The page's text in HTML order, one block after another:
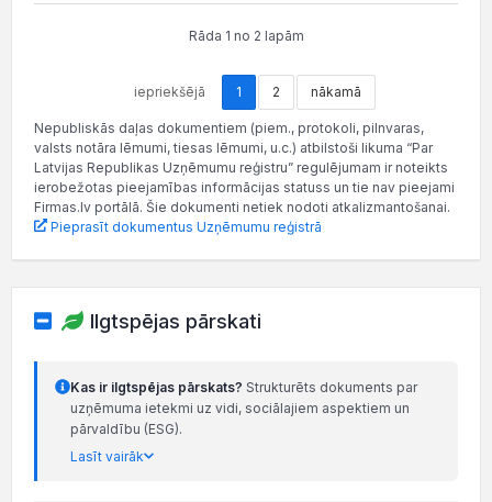
Rāda 1 no 2 lapām
iepriekšējā 1 2 nākamā
Nepubliskās daļas dokumentiem (piem., protokoli, pilnvaras,
valsts notāra lēmumi, tiesas lēmumi, u.c.) atbilstoši likuma “Par
Latvijas Republikas Uzņēmumu reģistru” regulējumam ir noteikts
ierobežotas pieejamības informācijas statuss un tie nav pieejami
Firmas.lv portālā. Šie dokumenti netiek nodoti atkalizmantošanai.
Pieprasīt dokumentus Uzņēmumu reģistrā
Ilgtspējas pārskati
Kas ir ilgtspējas pārskats? Strukturēts dokuments par
uzņēmuma ietekmi uz vidi, sociālajiem aspektiem un
pārvaldību (ESG).
Lasīt vairāk